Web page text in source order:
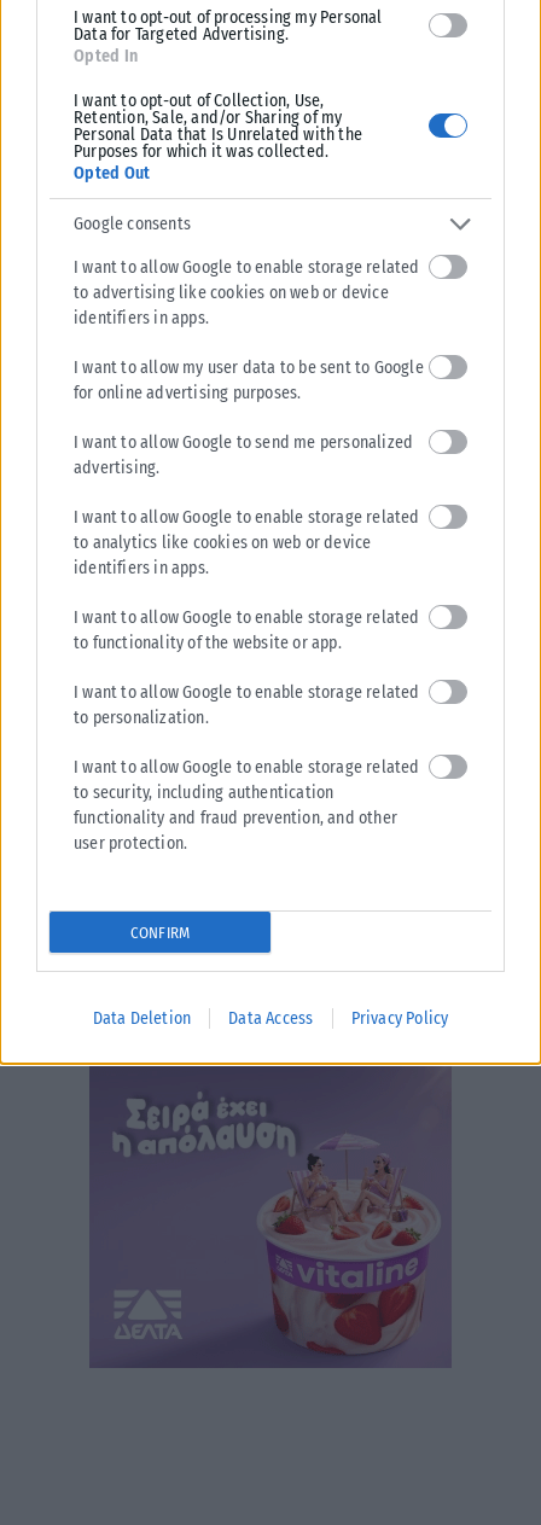
I want to opt-out of processing my Personal
Data for Targeted Advertising.
Opted In
I want to opt-out of Collection, Use,
Retention, Sale, and/or Sharing of my
Personal Data that Is Unrelated with the
Purposes for which it was collected.
Opted Out
Google consents
I want to allow Google to enable storage related
to advertising like cookies on web or device
identifiers in apps.
I want to allow my user data to be sent to Google
for online advertising purposes.
I want to allow Google to send me personalized
advertising.
I want to allow Google to enable storage related
to analytics like cookies on web or device
identifiers in apps.
I want to allow Google to enable storage related
to functionality of the website or app.
I want to allow Google to enable storage related
to personalization.
I want to allow Google to enable storage related
to security, including authentication
functionality and fraud prevention, and other
user protection.
CONFIRM
Data Deletion Data Access Privacy Policy
Κατάρρευση τμήματος στοάς στο μεγαλύτερο ορυχείο χρυσού της
Αιγύπτου στοίχισε τη ζωή σε εργάτη και τραυμάτισε πέντε
ΑΝΑΡΤΉΘΗΚΕ ΑΠΌKARFITSANEWS 10/08/2026